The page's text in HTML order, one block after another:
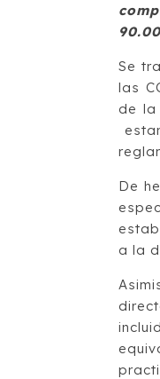
Se
las
de la
De
a la